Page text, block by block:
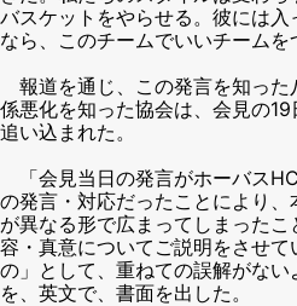
バスケットをやらせる。彼には
なら、このチームでいいチームを
報道を通じ、この発言を知った
係悪化を知った協会は、会見の
追い込まれた。
「会見当日の発言がホーバス
の発言・対応だったことにより
が異なる形で広まってしまった
容・真意についてご説明をさせ
の」として、重ねての誤解がな
を、英文で、書面を出した。